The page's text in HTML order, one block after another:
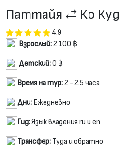
Паттайя ⥄ Ко Куд
4.9
Взрослый:2 100 ฿
Детский:0 ฿
Время на тур:2 - 2.5 часа
Дни: Ежедневно
Гид:Язык владения ru и en
Трансфер: Туда и обратно